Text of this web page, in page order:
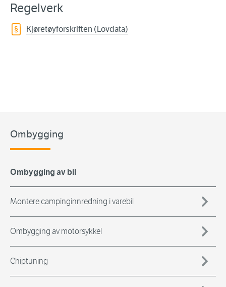
Regelverk
Kjøretøyforskriften (Lovdata)
Ombygging
Ombygging av bil
Montere campinginnredning i varebil
Ombygging av motorsykkel
Chiptuning